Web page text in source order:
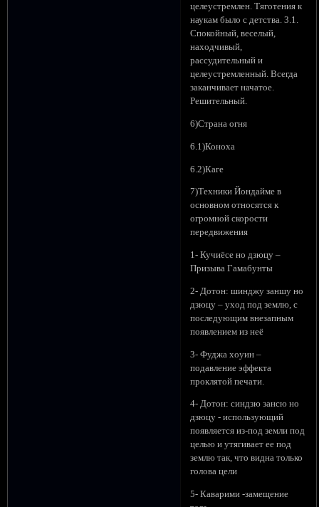
целеустремлен. Тяготения к
наукам было с детства. 3.1.
Спокойный, веселый,
находчивый,
рассудительный и
целеустремленный. Всегда
заканчивает начатое.
Решительный.
6)Страна огня
6.1)Коноха
6.2)Каге
7)Техники Йондайме в
основном относятся к
огромной скорости
передвижения
1- Кучиёсе но дзюцу –
Призыва Гамабунты
2- Дотон: шинджу заншу но
дзюцу – уход под землю, с
последующим внезапным
появлением из неё
3- Фуджа хоуин –
подавление эффекта
проклятой печати.
4- Дотон: синдзю зансю но
дзюцу - использующий
появляется из-под земли под
целью и утягивает ее под
землю так, что видна только
голова цели
5- Каварими -замещение